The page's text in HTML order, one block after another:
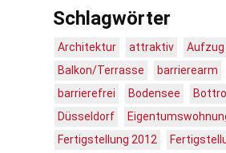
Schlagwörter
Architektur attraktiv
Aufzug
Balkon/Terrasse
barrierearm
barrierefrei
Bodensee
Düsseldorf
Fertigstellung 2012